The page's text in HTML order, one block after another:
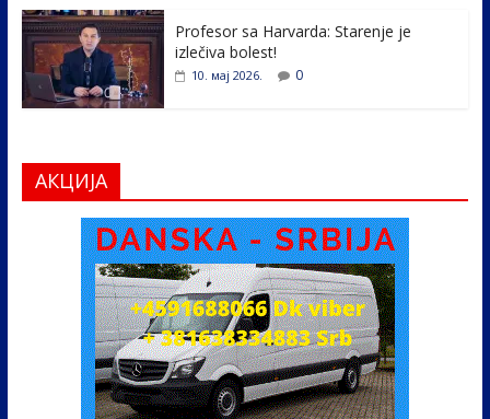
Profesor sa Harvarda: Starenje je
izlečiva bolest!
10. мај 2026. 0
АКЦИЈА